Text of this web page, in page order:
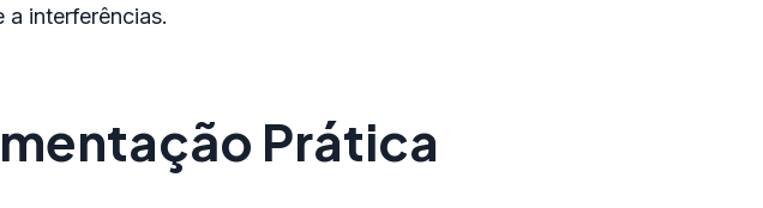
a interferências.
Prática